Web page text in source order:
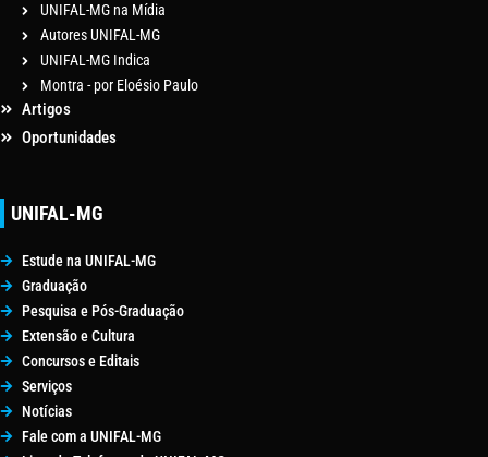
UNIFAL-MG na Mídia
Autores UNIFAL-MG
UNIFAL-MG Indica
Montra - por Eloésio Paulo
Artigos
Oportunidades
UNIFAL-MG
Estude na UNIFAL-MG
Graduação
Pesquisa e Pós-Graduação
Extensão e Cultura
Concursos e Editais
Serviços
Notícias
Fale com a UNIFAL-MG